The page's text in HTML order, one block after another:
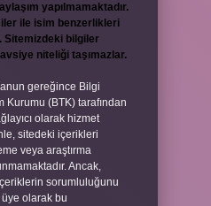
yapılmamaktadır.
ile isim benzerlikleri
Sitemizdeki bilgiler
niteliği taşımazlar.
gereğince Bilgi
Kurumu (BTK) tarafından
olarak hizmet
sitedeki içerikleri
veya araştırma
Ancak,
sorumluluğunu
üye olarak bu